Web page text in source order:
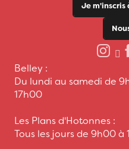
Je
Belley :
Du lundi au samedi de
17h00
Les Plans d'Hotonnes :
Tous les jours de 9h00 à